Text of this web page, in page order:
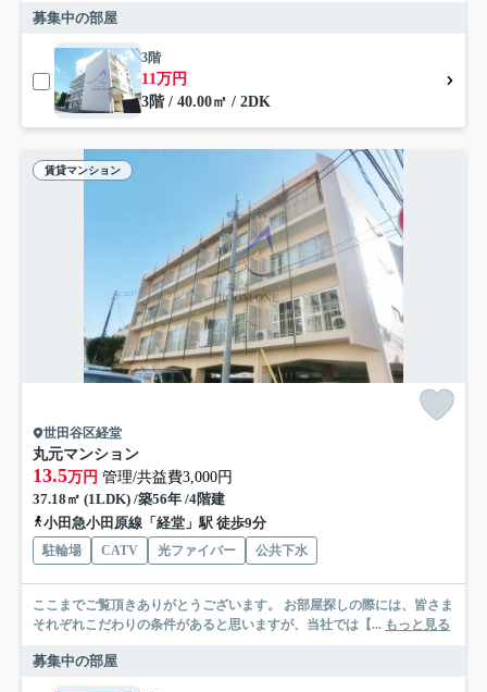
募集中の部屋
3階
11万円
3階 / 40.00㎡ / 2DK
賃貸マンション
世田谷区経堂
丸元マンション
13.5万円 管理/共益費3,000円
37.18㎡ (1LDK) /築56年 /4階建
小田急小田原線「経堂」駅 徒歩9分
駐輪場 CATV 光ファイバー 公共下水
ここまでご覧頂きありがとうございます。 お部屋探しの際には、皆さま
それぞれこだわりの条件があると思いますが、当社では【... もっと見る
募集中の部屋